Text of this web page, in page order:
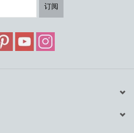
订阅